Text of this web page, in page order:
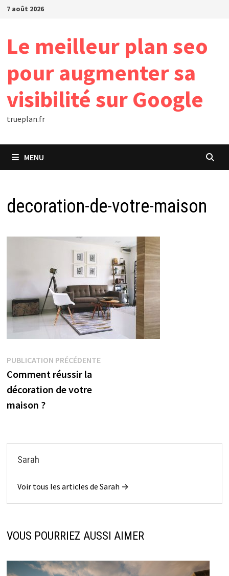
Passer
7 août 2026
Le meilleur plan seo
pour augmenter sa
visibilité sur Google
trueplan.fr
MENU
decoration-de-votre-maison
Navigation
de
l’article
PUBLICATION PRÉCÉDENTEPublication
Comment réussir la
décoration de votre
maison ?
Sarah
Voir tous les articles de Sarah →
VOUS POURRIEZ AUSSI AIMER